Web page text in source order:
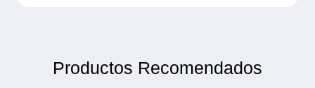
Productos Recomendados